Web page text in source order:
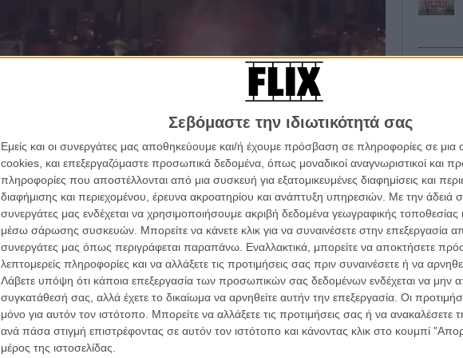
Σεβόμαστε την ιδιωτικότητά σας
Εμείς και οι συνεργάτες μας αποθηκεύουμε και/ή έχουμε πρόσβαση σε πληροφορίες σε
cookies, και επεξεργαζόμαστε προσωπικά δεδομένα, όπως μοναδικοί αναγνωριστικοί και
πληροφορίες που αποστέλλονται από μια συσκευή για εξατομικευμένες διαφημίσεις και
διαφήμισης και περιεχομένου, έρευνα ακροατηρίου και ανάπτυξη υπηρεσιών. Με την άδειά
συνεργάτες μας ενδέχεται να χρησιμοποιήσουμε ακριβή δεδομένα γεωγραφικής τοποθεσίας
μέσω σάρωσης συσκευών. Μπορείτε να κάνετε κλικ για να συναινέσετε στην επεξεργασία
συνεργάτες μας όπως περιγράφεται παραπάνω. Εναλλακτικά, μπορείτε να αποκτήσετε
λεπτομερείς πληροφορίες και να αλλάξετε τις προτιμήσεις σας πριν συναινέσετε ή να
Λάβετε υπόψη ότι κάποια επεξεργασία των προσωπικών σας δεδομένων ενδέχεται να μην
συγκατάθεσή σας, αλλά έχετε το δικαίωμα να αρνηθείτε αυτήν την επεξεργασία. Οι
μόνο για αυτόν τον ιστότοπο. Μπορείτε να αλλάξετε τις προτιμήσεις σας ή να ανακαλέσετε
ανά πάσα στιγμή επιστρέφοντας σε αυτόν τον ιστότοπο και κάνοντας κλικ στο κουμπί
μέρος της ιστοσελίδας.
Μπέλα
Μια Θέση
A Place
Τζορτζ
Οδύσσεια
The
Ψηλά
Tacones
Πέδρο
για να τα βλέπεις όλα σινεμά...
Η κινηματογραφική εβδομάδα
με τον τρόπο του flix
το newsletterτου flix, στο inbox σου
κινηματογραφικές ειδήσεις | νέες ταινίες | πρόγραμμα αιθουσών για όλη την Ελλάδα |
κριτικές | συνεντεύξεις | απόψεις | αφιερώματα | διαγωνισμοί